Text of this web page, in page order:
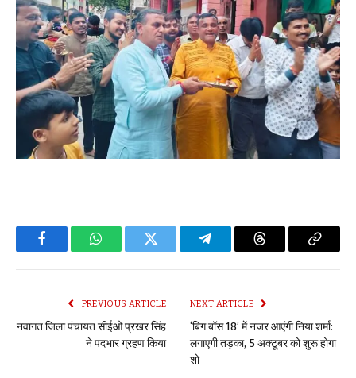
FacebookWhatsAppTwitter TelegramThreads Copy
PREVIOUS ARTICLE
नवागत जिला पंचायत सीईओ प्रखर सिंह
ने पदभार ग्रहण किया
NEXT ARTICLE
‘बिग बॉस 18’ में नजर आएंगी निया शर्मा:
लगाएगी तड़का, 5 अक्टूबर को शुरू होगा
शो